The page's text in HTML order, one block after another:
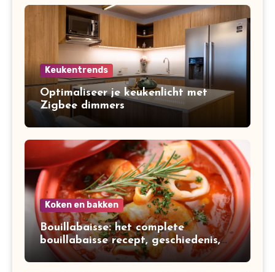
Keukentrends
Optimaliseer je keukenlicht met
Zigbee dimmers
Koken en bakken
Bouillabaisse: het complete
bouillabaisse recept, geschiedenis,
variaties en bereiding